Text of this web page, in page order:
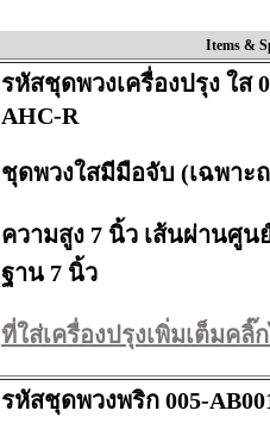
Items &
รหัสชุดพวงเครื่องปรุง ใส
AHC-R
ชุดพวงใสมีมือจับ (เฉพาะ
ความสูง 7 นิ้ว เส้นผ่านศูน
ฐาน 7 นิ้ว
ที่ใส่เครื่องปรุงเพิ่มเต็มคลิ๊
รหัสชุดพวงพริก 005-